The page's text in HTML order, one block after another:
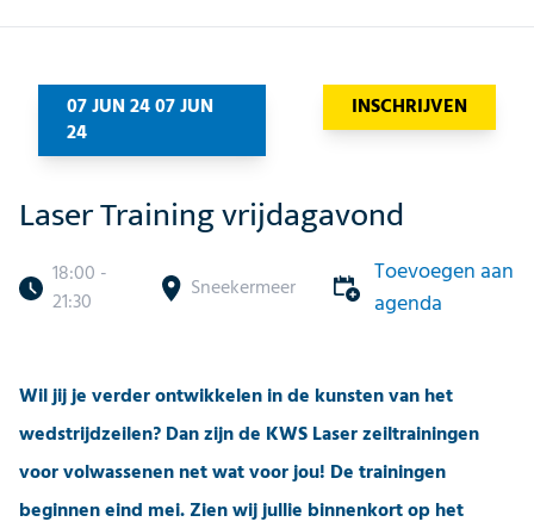
07 JUN 24 07 JUN
24
INSCHRIJVEN
Laser Training vrijdagavond
18:00 -
21:30
Sneekermeer
Toevoegen aan
agenda
Wil jij je verder ontwikkelen in de kunsten van het
wedstrijdzeilen? Dan zijn de KWS Laser zeiltrainingen
voor volwassenen net wat voor jou! De trainingen
beginnen eind mei. Zien wij jullie binnenkort op het